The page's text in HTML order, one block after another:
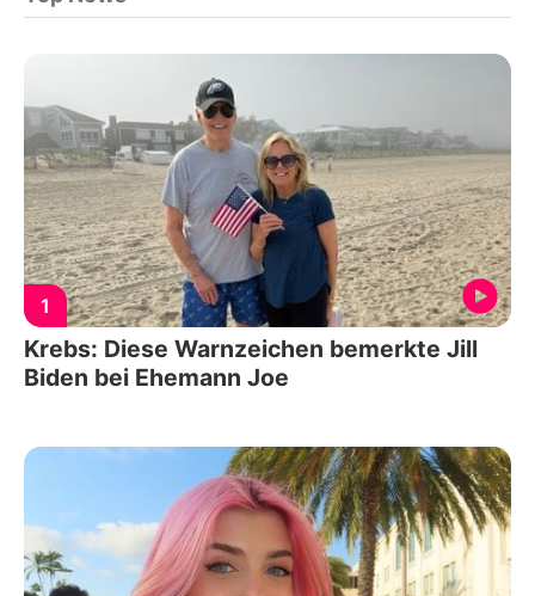
1
Krebs: Diese Warnzeichen bemerkte Jill
Biden bei Ehemann Joe